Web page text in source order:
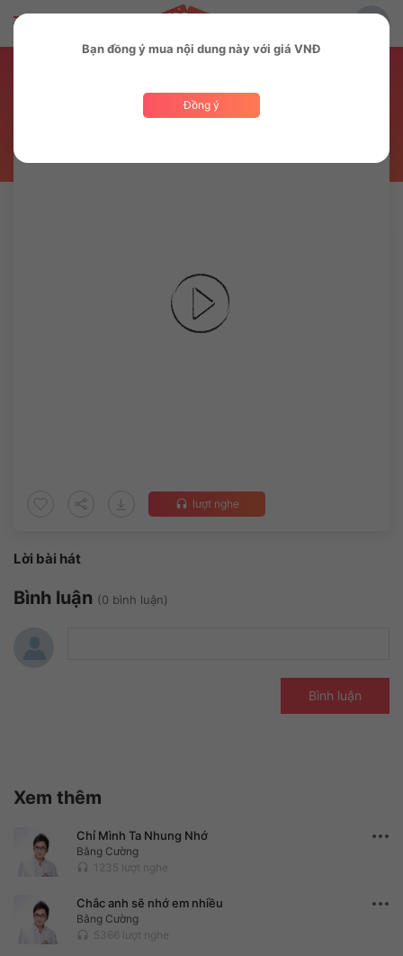
headset lượt nghe
Lời bài hát
Bình luận (0 bình luận)
Bình luận
Xem thêm
Chỉ Mình Ta Nhung Nhớ
Bằng Cường
headset 1235 lượt nghe
Chắc anh sẽ nhớ em nhiều
Bằng Cường
headset 5366 lượt nghe
Bạn đồng ý mua nội dung này với giá VNĐ